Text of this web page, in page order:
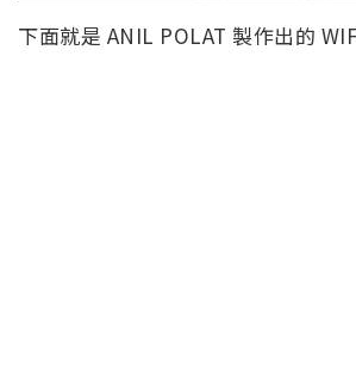
下面就是 ANIL POLAT 製作出的